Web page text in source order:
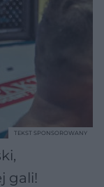
gali!
TEKST SPONSOROWANY